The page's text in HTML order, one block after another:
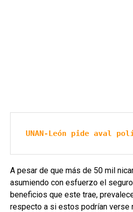
UNAN-León pide aval
A pesar de que más de 50 mil
asumiendo con esfuerzo el
beneficios que este trae,
respecto a si estos podrían verse